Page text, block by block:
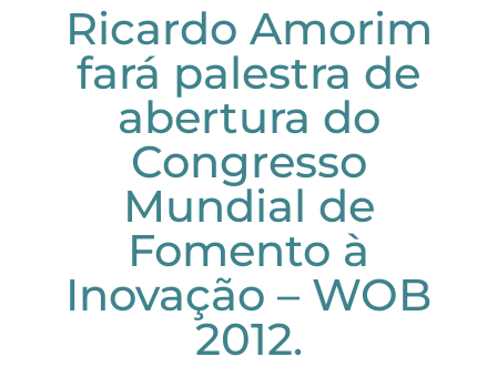
Ricardo Amorim
fará palestra de
abertura do
Congresso
Mundial de
Fomento à
Inovação – WOB
2012.